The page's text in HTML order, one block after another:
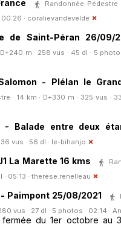
Randonnée Pédestre
· coralievandevelde
de Saint-Péran 26/09/
m · 258 vus · 45 dl · 5
- Plélan le
· 14 km · D+330 m · 325 vus ·
- Balade entre deux
vus · 56 dl · le-bihanjo
La Marette 16 kms
05:13 · therese.renelleau
- Paimpont 25/08/2021
vus · 27 dl · 5 photos · 02:14 ·
du 1er octobre au